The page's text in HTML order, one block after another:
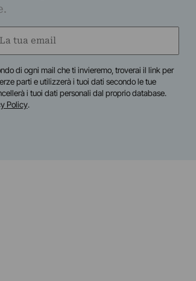
Email
di ogni mail che ti invieremo, troverai il link per
parti e utilizzerà i tuoi dati secondo le tue
i tuoi dati personali dal proprio database.
Policy.